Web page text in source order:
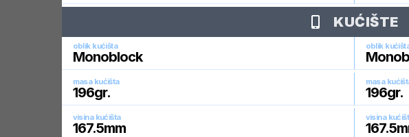
KUĆIŠTE
oblik kućišta
Monoblock
oblik
masa kućišta
196gr.
masa
196gr.
visina kućišta
167.5mm
visina
167.5